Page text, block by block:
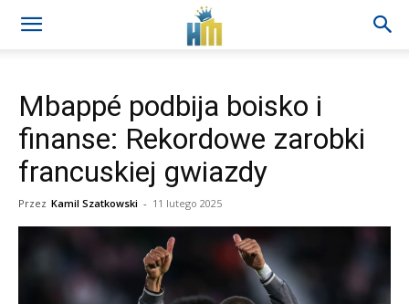
Mbappé podbija boisko i
finanse: Rekordowe zarobki
francuskiej gwiazdy
Przez Kamil Szatkowski - 11 lutego 2025